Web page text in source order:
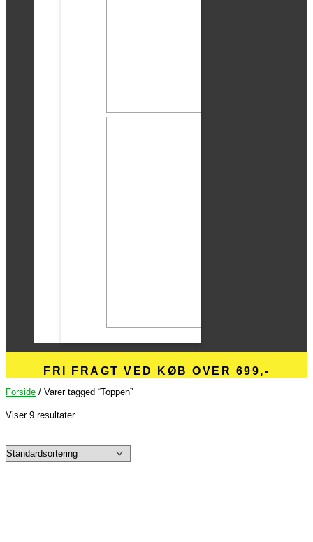
FRI FRAGT VED KØB OVER 699,-
Forside / Varer tagged “Toppen”
Viser 9 resultater